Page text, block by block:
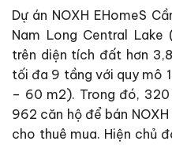
Dự án NOXH EHomeS
Nam Long Central
trên diện tích đất hơn
tối đa 9 tầng với quy mô
– 60 m2). Trong đó,
962 căn hộ để bán
cho thuê mua. Hiện chủ